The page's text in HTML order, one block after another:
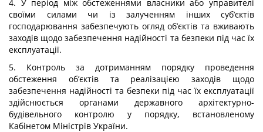
4. У період між обстеженнями власники або управителі
своїми силами чи із залученням інших суб’єктів
господарювання забезпечують огляд об’єктів та вживають
заходів щодо забезпечення надійності та безпеки під час їх
експлуатації.
5. Контроль за дотриманням порядку проведення
обстеження об’єктів та реалізацією заходів щодо
забезпечення надійності та безпеки під час їх експлуатації
здійснюється органами державного архітектурно-
будівельного контролю у порядку, встановленому
Кабінетом Міністрів України.